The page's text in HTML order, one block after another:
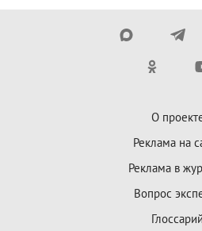
О
Реклама на
Реклама в
Вопрос
Глоссарий